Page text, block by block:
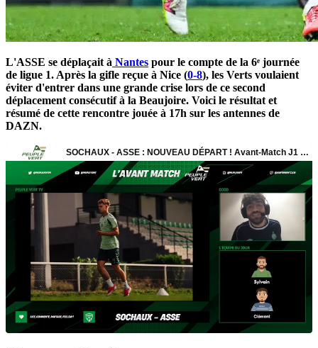
L'ASSE se déplaçait à Nantes pour le compte de la 6ᵉ journée
de ligue 1. Après la gifle reçue à Nice (0-8), les Verts voulaient
éviter d'entrer dans une grande crise lors de ce second
déplacement consécutif à la Beaujoire. Voici le résultat et
résumé de cette rencontre jouée à 17h sur les antennes de
DAZN.